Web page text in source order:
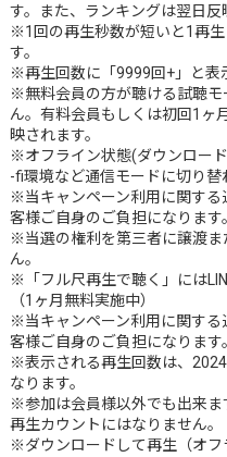
す。また、ランキングは翌日反
※1回の再生秒数が短いと1再
す。
※再生回数に「9999回+」と表
※無料会員の方が聴ける試聴
ん。有料会員もしくは初回1ヶ
映されます。
※オフライン状態(ダウンロー
-fi環境など通信モードに切り替
※当キャンペーン利用に関する
客様ご自身のご負担になります。
※当選の権利を第三者に譲渡
ん。
※「フル尺再生で聴く」には
（1ヶ月無料実施中）
※当キャンペーン利用に関する
客様ご自身のご負担になります。
※表示される再生回数は、
なります。
※参加は会員様以外でも出来ま
再生カウントにはなりません。
※ダウンロードして再生（オ